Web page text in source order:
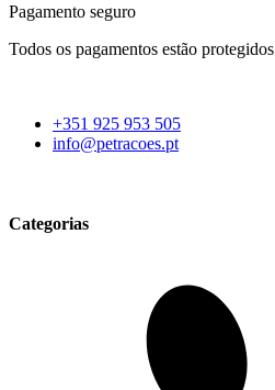
Pagamento seguro
Todos os pagamentos estão protegidos
+351 925 953 505
info@petracoes.pt
Categorias